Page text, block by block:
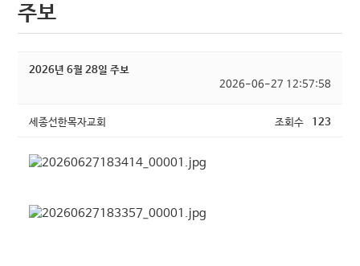
주보
2026년 6월 28일 주보
2026-06-27 12:57:58
세종선한목자교회 조회수 123